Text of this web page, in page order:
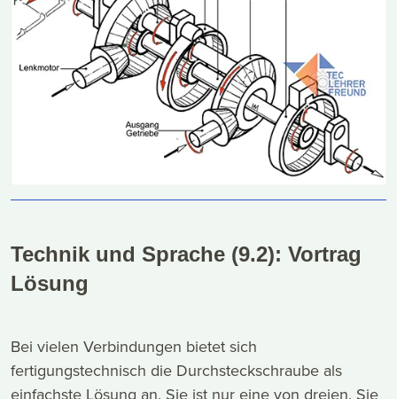
Technik und Sprache (9.2): Vortrag
Lösung
Bei vielen Verbindungen bietet sich
fertigungstechnisch die Durchsteckschraube als